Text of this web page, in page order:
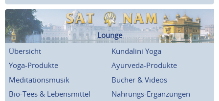
Lounge
Übersicht
Kundalini Yoga
Yoga-Produkte
Ayurveda-Produkte
Meditationsmusik
Bücher & Videos
Bio-Tees & Lebensmittel
Nahrungs-Ergänzungen